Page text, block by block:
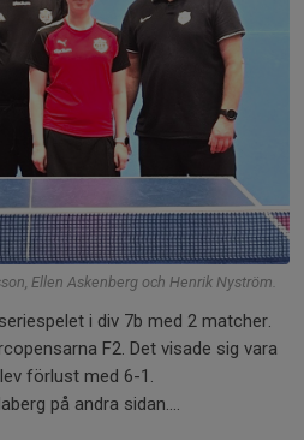
Ellen Askenberg och Henrik Nyström.
i div 7b med 2 matcher.
F2. Det visade sig vara
förlust med 6-1.
på andra sidan....